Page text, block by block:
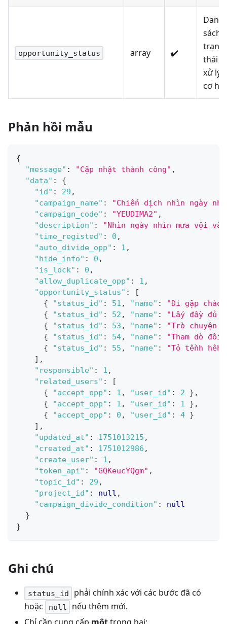
opportunity_status array ✔️
Danh
sách
trạng
thái
xử lý
cơ hội
Phản hồi mẫu
{
"message" : "Cập nhật thành công" ,
"data" :
{
"id" : 29 ,
"campaign_name" :
"Chiến dịch nhìn ngày
"campaign_code" : "YEUDIMA2" ,
"description" :
"Nhìn ngày nhìn mưa vội
"time_registed" : 0 ,
"auto_divide_opp" : 1 ,
"hide_info" : 0 ,
"is_lock" : 0 ,
"allow_duplicate_opp" : 1 ,
"opportunity_status" :
[
{
"status_id" : 51 , "name" :
"Đi gặp chào
{
"status_id" : 52 , "name" :
"Lấy đầy đủ
{
"status_id" : 53 , "name" :
"Trò chuyện
{
"status_id" : 54, "name" :
"Tham dò
{
"status_id" : 55 , "name" :
"Tỏ tềnh
] ,
"responsible" : 1 ,
"related_users" :
[
{
"accept_opp" : 1 , "user_id" : 2 } ,
{
"accept_opp" : 1 , "user_id" : 1 } ,
{
"accept_opp" : 0 , "user_id" : 4 }
] ,
"updated_at" : 1751013215 ,
"created_at" : 1751012986 ,
"create_user" : 1 ,
"token_api" : "GQKeucYQgm" ,
"topic_id" : 29 ,
"project_id" : null ,
"campaign_divide_condition" :
null
}
}
Ghi chú
status_id
phải chính xác với các bước đã có
hoặc
null
nếu thêm mới.